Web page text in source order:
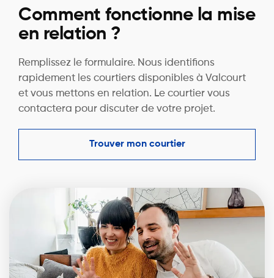
Comment fonctionne la mise
en relation ?
Remplissez le formulaire. Nous identifions
rapidement les courtiers disponibles à Valcourt
et vous mettons en relation. Le courtier vous
contactera pour discuter de votre projet.
Trouver mon courtier